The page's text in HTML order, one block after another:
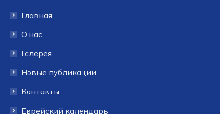
новом
окне
новом
окне
новом
Главная
О нас
Галерея
Новые публикации
Контакты
Еврейский календарь